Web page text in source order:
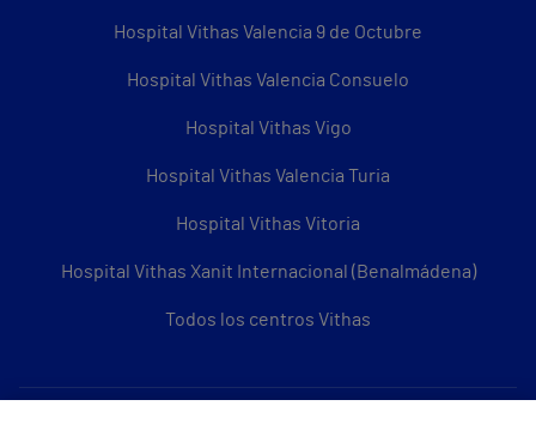
Hospital Vithas Valencia 9 de Octubre
Hospital Vithas Valencia Consuelo
Hospital Vithas Vigo
Hospital Vithas Valencia Turia
Hospital Vithas Vitoria
Hospital Vithas Xanit Internacional (Benalmádena)
Todos los centros Vithas